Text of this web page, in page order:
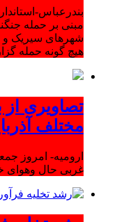
بندرعباس-
مبنی بر حمله
شهرهای سیریک و
هیچ گونه حمله
تصاویری
مختلف
ارومیه- امروز
غربی حال وهوای